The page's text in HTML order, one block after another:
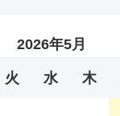
2026年5月
火 水 木